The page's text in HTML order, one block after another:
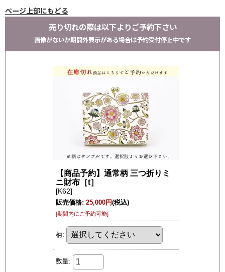
ページ上部にもどる
売り切れの際は以下よりご予約下さい
画像がないか期間外表示がある場合は予約受付停止中です